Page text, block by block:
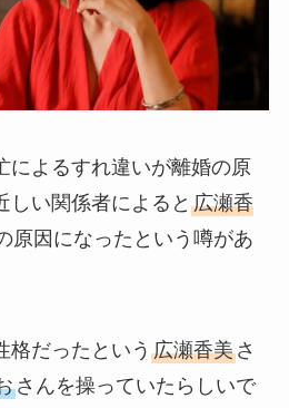
によるすれ違いが離婚の原
しい関係者によると 広瀬香
原因になったという噂があ
格だったという 広瀬香美さ
さんを操っていたらしいで